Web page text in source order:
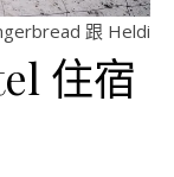
跟 Heldi
住宿